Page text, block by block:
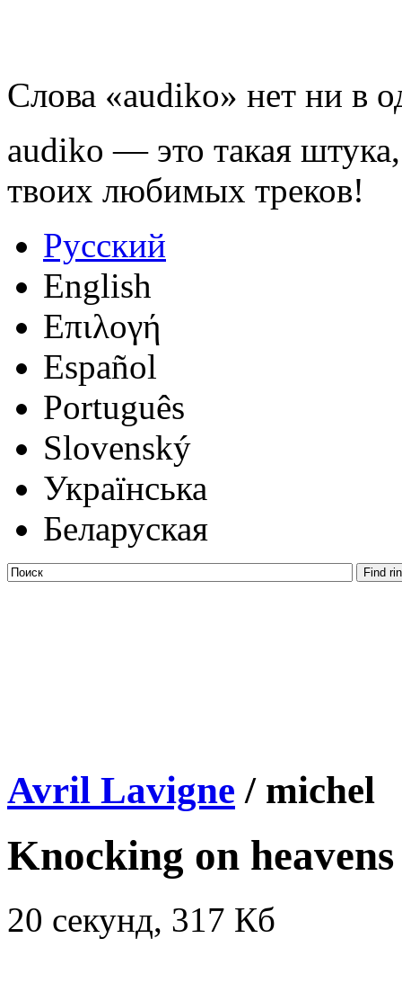
Слова «audiko» нет ни в
audiko — это такая
твоих любимых треков!
Русский
English
Επιλογή
Español
Português
Slovenský
Українська
Беларуская
Avril Lavigne / michel
Knocking on
20 секунд, 317 Кб